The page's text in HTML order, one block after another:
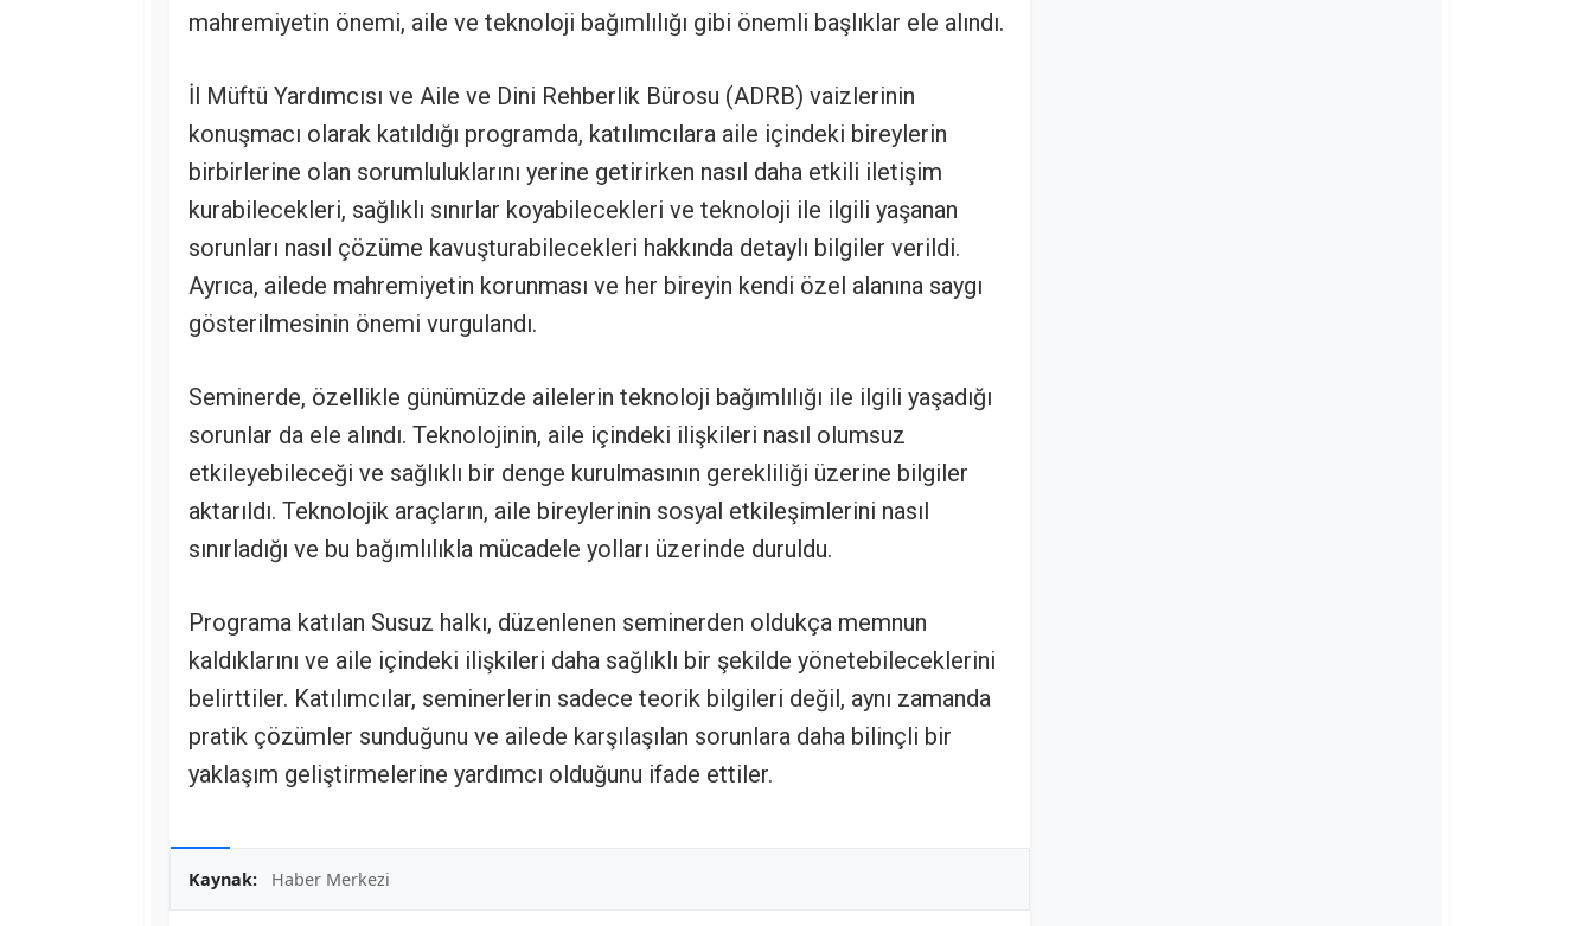
mahremiyetin önemi, aile ve teknoloji bağımlılığı gibi önemli başlıklar ele alındı.
İl Müftü Yardımcısı ve Aile ve Dini Rehberlik Bürosu (ADRB) vaizlerinin
konuşmacı olarak katıldığı programda, katılımcılara aile içindeki bireylerin
birbirlerine olan sorumluluklarını yerine getirirken nasıl daha etkili iletişim
kurabilecekleri, sağlıklı sınırlar koyabilecekleri ve teknoloji ile ilgili yaşanan
sorunları nasıl çözüme kavuşturabilecekleri hakkında detaylı bilgiler verildi.
Ayrıca, ailede mahremiyetin korunması ve her bireyin kendi özel alanına saygı
gösterilmesinin önemi vurgulandı.
Seminerde, özellikle günümüzde ailelerin teknoloji bağımlılığı ile ilgili yaşadığı
sorunlar da ele alındı. Teknolojinin, aile içindeki ilişkileri nasıl olumsuz
etkileyebileceği ve sağlıklı bir denge kurulmasının gerekliliği üzerine bilgiler
aktarıldı. Teknolojik araçların, aile bireylerinin sosyal etkileşimlerini nasıl
sınırladığı ve bu bağımlılıkla mücadele yolları üzerinde duruldu.
Programa katılan Susuz halkı, düzenlenen seminerden oldukça memnun
kaldıklarını ve aile içindeki ilişkileri daha sağlıklı bir şekilde yönetebileceklerini
belirttiler. Katılımcılar, seminerlerin sadece teorik bilgileri değil, aynı zamanda
pratik çözümler sunduğunu ve ailede karşılaşılan sorunlara daha bilinçli bir
yaklaşım geliştirmelerine yardımcı olduğunu ifade ettiler.
Kaynak: Haber Merkezi